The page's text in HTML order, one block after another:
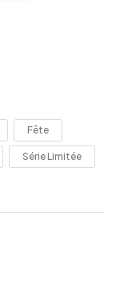
Fête
Série Limitée